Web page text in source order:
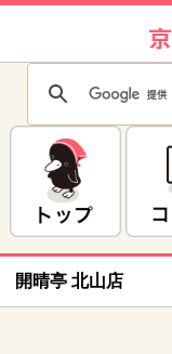
開晴亭 北山店